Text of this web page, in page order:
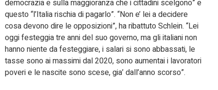
democrazia e sulla maggioranza che i cittadini scelgono” e
questo “l’Italia rischia di pagarlo”. “Non e’ lei a decidere
cosa devono dire le opposizioni”, ha ribattuto Schlein. “Lei
oggi festeggia tre anni del suo governo, ma gli italiani non
hanno niente da festeggiare, i salari si sono abbassati, le
tasse sono ai massimi dal 2020, sono aumentai i lavoratori
poveri e le nascite sono scese, gia’ dall’anno scorso”.